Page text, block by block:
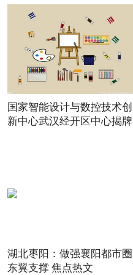
国家智能设计与数控技术创
新中心武汉经开区中心揭牌
湖北枣阳：做强襄阳都市圈
东翼支撑 焦点热文